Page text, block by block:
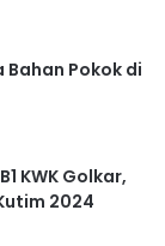
Pokok di
KWK Golkar,
2024